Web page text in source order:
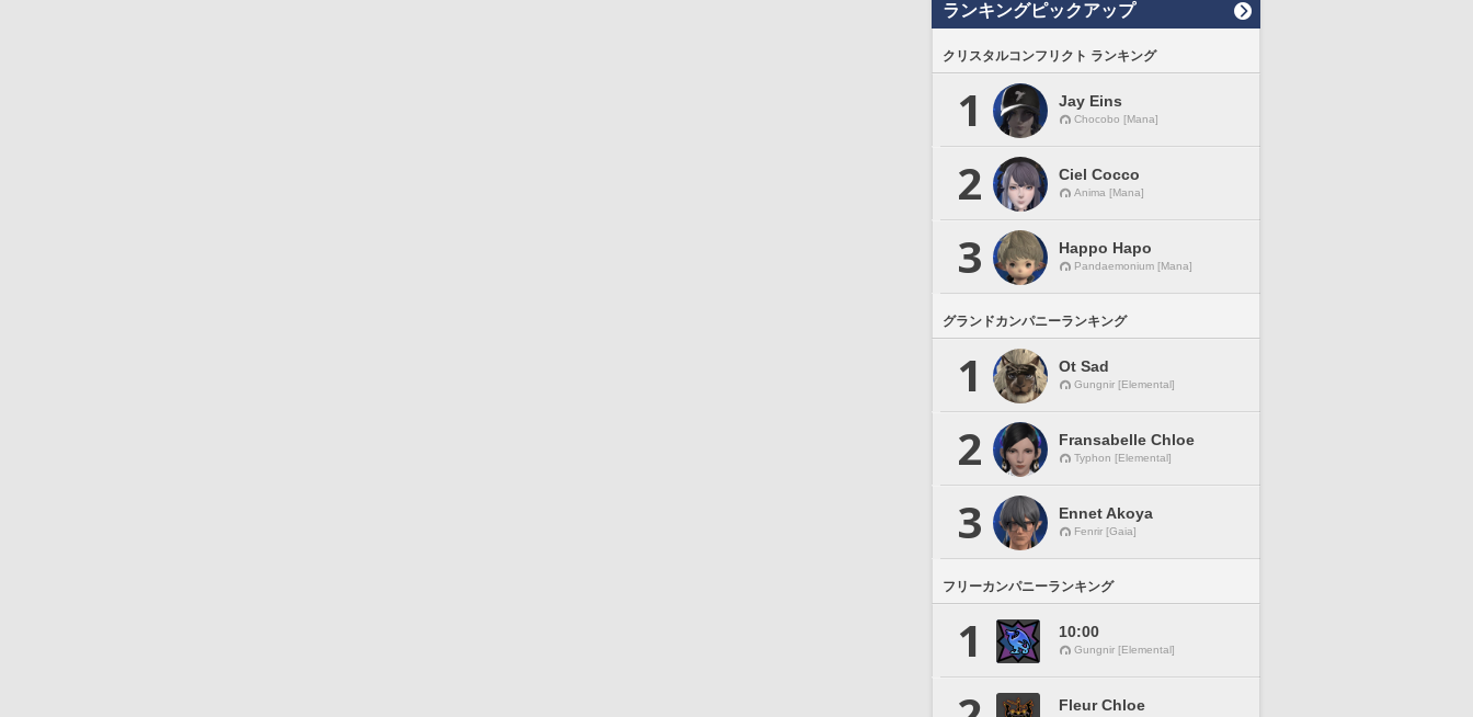
ランキングピックアップ
クリスタルコンフリクト ランキング
1 Jay Eins
Chocobo [Mana]
2 Ciel Cocco
Anima [Mana]
3 Happo Hapo
Pandaemonium [Mana]
グランドカンパニーランキング
1 Ot Sad
Gungnir [Elemental]
2 Fransabelle Chloe
Typhon [Elemental]
3 Ennet Akoya
Fenrir [Gaia]
フリーカンパニーランキング
1 10:00
Gungnir [Elemental]
Fleur Chloe